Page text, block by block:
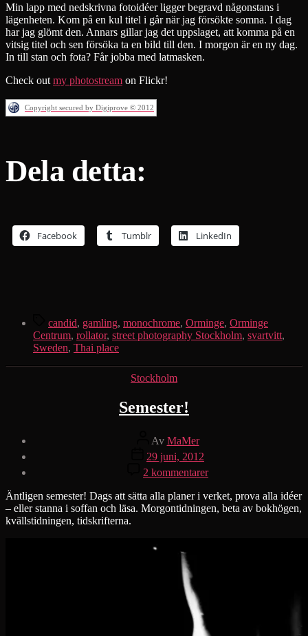
Min lapp med nedskrivna fotoidéer ligger begravd någonstans i
lägenheten. Kom på en kul titel i går när jag försökte somna. I dag
har jag glömt den. Annars gillar jag det uppslaget, att komma på en
vitsig titel och sen försöka ta en bild till den. I morgon är en ny dag.
In till stan och fota? Får jobba med latmasken.
Check out my photostream on Flickr!
Copyright secured by Digiprove © 2012
Dela detta:
Facebook Tumblr LinkedIn
Etiketter
candid, gamling, monochrome, Orminge, Orminge
Centrum, rollator, street photography Stockholm, svartvitt,
Sweden, Thai place
Kategorier
Stockholm
Semester!
Inläggsförfattare
Av MaMer
Inläggsdatum
29 juni, 2012
2 kommentarertill
Semester!
Äntligen semester! Dags att sätta alla planer i verket, prova alla idéer
– eller stanna i soffan och läsa. Morgontidningen, beta av bokhögen,
kvällstidningen, tidskrifterna.